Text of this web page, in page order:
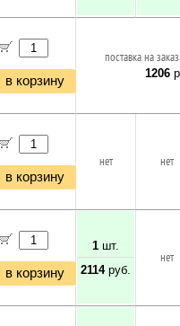
в корзину
поставка на
1206
в корзину
нет нет
в корзину
1 шт.
2114руб.
нет